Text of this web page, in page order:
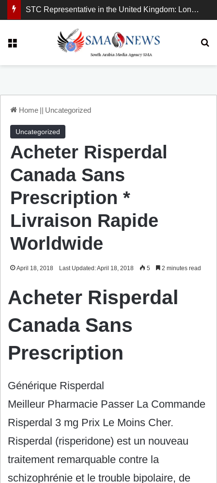
STC Representative in the United Kingdom: London Demonstration Sends Clear Message, South Arabia Is a Partner in Maritime and Energy Security.
Home || Uncategorized
Uncategorized
Acheter Risperdal
Canada Sans
Prescription *
Livraison Rapide
Worldwide
April 18, 2018 Last Updated: April 18, 2018 5 2 minutes read
Acheter Risperdal
Canada Sans
Prescription
Générique Risperdal
Meilleur Pharmacie Passer La Commande
Risperdal 3 mg Prix Le Moins Cher.
Risperdal (risperidone) est un nouveau
traitement remarquable contre la
schizophrénie et le trouble bipolaire, de